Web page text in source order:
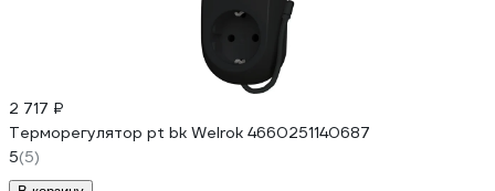
2 717 ₽
Терморегулятор pt bk Welrok 4660251140687
5(5)